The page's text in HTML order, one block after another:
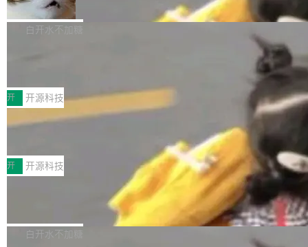
通 ProRes RAW VideoToolbox 硬件加速器 AP
V ...
DeepSeek一天消耗了8万亿# 上了微博热搜——
注意这是 OpenCode 一家的消耗。 OpenCode
不完。」5T 来自免费额度，3T 来自 Go...
NetBSD 11.0 现已正式发布，这是 NetBSD 操
作系统的第十八个主要版本。 自 NetBSD 10.1
ve JH71XX 的设备，例如 VisionFive 2、PINE
64 STAR64，以及 QEMU。 增强了对 POSIX.1
-2024 和 C23 编程接口标准的兼容性。 compat
_linux(8) 增强了对 Linux 系统调用的支持，包
括 epoll（围绕 kqueue 实现）、POSIX 消息队
列、...
白开水不加糖
案
享会在上海举办。鸿蒙生态的全场景智慧营销平
台鲸鸿动能协同华为游戏中心，面向游戏行业开
发者及生态伙伴，系统呈现了平台在游戏领域的
完整能力版图——从IAP高价值用户的全周期经
营、到IAA游戏的“买变一体”正循环、再到联运与
广告协同的全链路经营闭环，以及面向全球市场
的出海增长布局。 华为终端云业务商业化销售负
责人在开场致辞中表示，游戏开发者的核心诉求
已不再是“多一个投放渠道”，而是一套能够持续
开 开源科技
技嘉X3D系列再添新成员 B850 AORU
面向AMD Ryzen X3D处理器玩家，技嘉X3D系
列主板阵容迎来新成员——B850 AORUS ELITE
X3D。作为面向主流高性能平台打造的全新主板
产品，B850 AORUS ELITE X3D延续技嘉在X3
D平台优化上的技术积累，旨在为游戏玩家带来
更稳定、更高效的装机选择。 B850 AORUS ELI
开 开源科技
Zadig v5.0 发布：AI 发布专员与 AI 审
我们团队这几天最大的卡点不是 AI 写得不够
好，是 AI 写得太好了。 好到审查排期从两天的
白开水不加糖